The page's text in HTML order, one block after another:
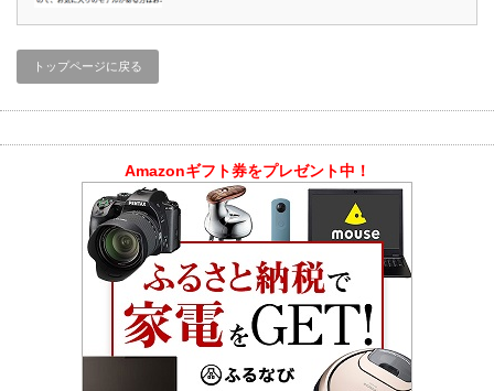
トップページに戻る
Amazonギフト券をプレゼント中！